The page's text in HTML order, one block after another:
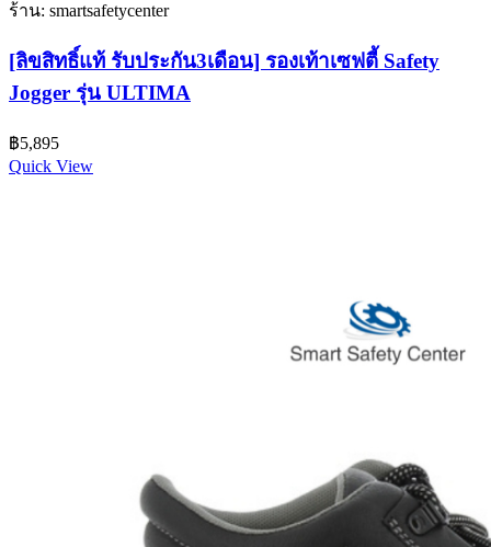
ร้าน: smartsafetycenter
[ลิขสิทธิ์แท้ รับประกัน3เดือน] รองเท้าเซฟตี้ Safety
Jogger รุ่น ULTIMA
฿5,895
Quick View